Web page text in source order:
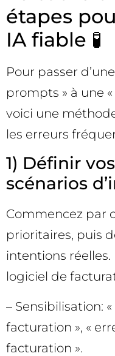
étapes
IA fiable 🧪
Pour passer
prompts » à une
voici une
les erreurs
1) Définir
scénarios
Commencez par
prioritaires, puis
intentions
logiciel de
– Sensibilisation:
facturation », «
facturation ».